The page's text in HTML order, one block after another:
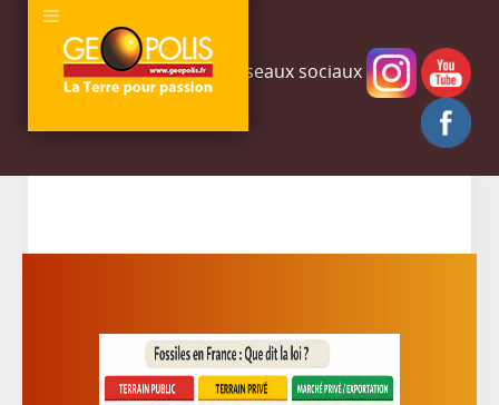
Nous rejoindre sur les réseaux sociaux